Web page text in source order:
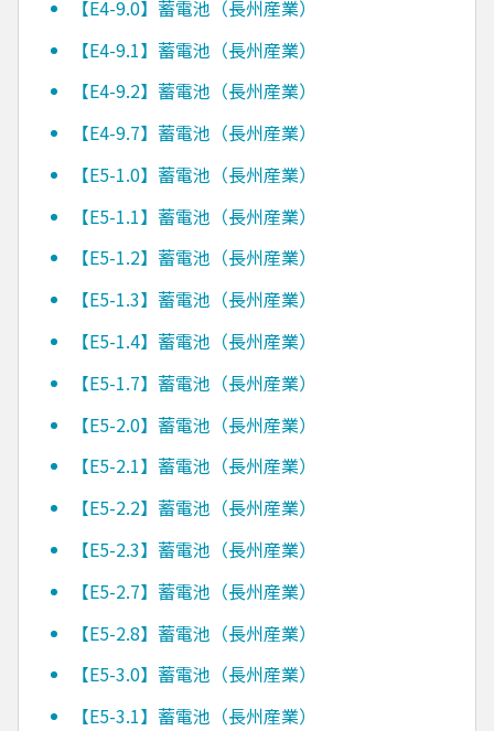
【E4-9.0】蓄電池（長州産業）
【E4-9.1】蓄電池（長州産業）
【E4-9.2】蓄電池（長州産業）
【E4-9.7】蓄電池（長州産業）
【E5-1.0】蓄電池（長州産業）
【E5-1.1】蓄電池（長州産業）
【E5-1.2】蓄電池（長州産業）
【E5-1.3】蓄電池（長州産業）
【E5-1.4】蓄電池（長州産業）
【E5-1.7】蓄電池（長州産業）
【E5-2.0】蓄電池（長州産業）
【E5-2.1】蓄電池（長州産業）
【E5-2.2】蓄電池（長州産業）
【E5-2.3】蓄電池（長州産業）
【E5-2.7】蓄電池（長州産業）
【E5-2.8】蓄電池（長州産業）
【E5-3.0】蓄電池（長州産業）
【E5-3.1】蓄電池（長州産業）